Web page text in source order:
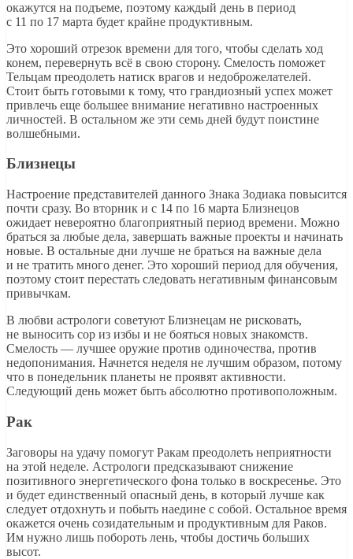
окажутся на подъеме, поэтому каждый день в период
с 11 по 17 марта будет крайне продуктивным.
Это хороший отрезок времени для того, чтобы сделать ход
конем, перевернуть всё в свою сторону. Смелость поможет
Тельцам преодолеть натиск врагов и недоброжелателей.
Стоит быть готовыми к тому, что грандиозный успех может
привлечь еще большее внимание негативно настроенных
личностей. В остальном же эти семь дней будут поистине
волшебными.
Близнецы
Настроение представителей данного Знака Зодиака повысится
почти сразу. Во вторник и с 14 по 16 марта Близнецов
ожидает невероятно благоприятный период времени. Можно
браться за любые дела, завершать важные проекты и начинать
новые. В остальные дни лучше не браться на важные дела
и не тратить много денег. Это хороший период для обучения,
поэтому стоит перестать следовать негативным финансовым
привычкам.
В любви астрологи советуют Близнецам не рисковать,
не выносить сор из избы и не бояться новых знакомств.
Смелость — лучшее оружие против одиночества, против
недопонимания. Начнется неделя не лучшим образом, потому
что в понедельник планеты не проявят активности.
Следующий день может быть абсолютно противоположным.
Рак
Заговоры на удачу помогут Ракам преодолеть неприятности
на этой неделе. Астрологи предсказывают снижение
позитивного энергетического фона только в воскресенье. Это
и будет единственный опасный день, в который лучше как
следует отдохнуть и побыть наедине с собой. Остальное время
окажется очень созидательным и продуктивным для Раков.
Им нужно лишь побороть лень, чтобы достичь больших
высот.